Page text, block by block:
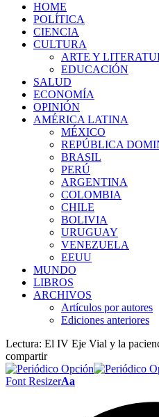
HOME
POLÍTICA
CIENCIA
CULTURA
ARTE Y
EDUCACIÓN
SALUD
ECONOMÍA
OPINIÓN
AMÉRICA LATINA
MÉXICO
REPÚBLICA
BRASIL
PERÚ
ARGENTINA
COLOMBIA
CHILE
BOLIVIA
URUGUAY
VENEZUELA
EEUU
MUNDO
LIBROS
ARCHIVOS
Artículos por autores
Ediciones anteriores
Lectura: El IV Eje Vial y la
compartir
Font ResizerAa